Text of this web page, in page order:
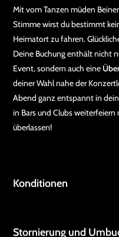
Mit vom Tanzen müden
Stimme wirst du bestimmt
Heimatort zu fahren.
Deine Buchung enthält nicht
Event, sondern auch eine
deiner Wahl nahe der
Abend ganz entspannt in
in Bars und Clubs
überlassen!
Konditionen
Stornierung und